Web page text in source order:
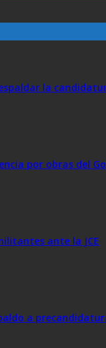
la
por obras del
ante la JCE
a